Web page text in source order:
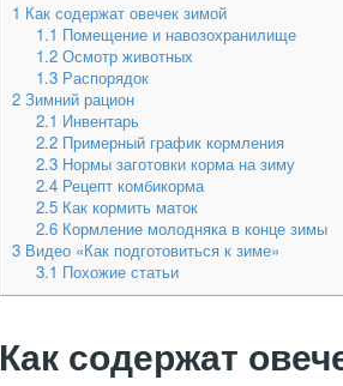
1 Как содержат овечек зимой
1.1 Помещение и навозохранилище
1.2Осмотр животных
1.3Распорядок
2 Зимний рацион
2.1 Инвентарь
2.2Примерный график кормления
2.3Нормы заготовки корма на зиму
2.4Рецепт комбикорма
2.5Как кормить маток
2.6Кормление молодняка в конце зимы
3 Видео «Как подготовиться к зиме»
3.1 Похожие статьи
Как содержат